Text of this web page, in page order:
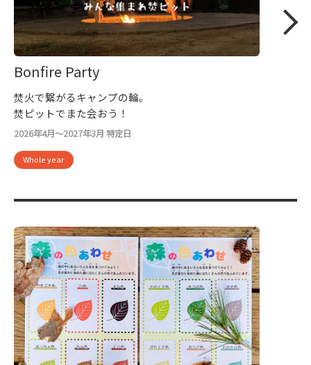
Bonfire Party
焚火で繋がるキャンプの輪。
焚ピットでまた会おう！
2026年4月～2027年3月 特定日
Whole year